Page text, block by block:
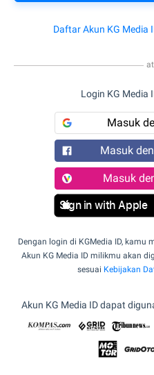
Daftar Akun KG Media
Login KG Media
Masuk
Masuk
Masuk
Sign in with Apple
Dengan login di KGMedia ID,
Akun KG Media ID milikmu akan
sesuai Kebijakan
Akun KG Media ID dapat